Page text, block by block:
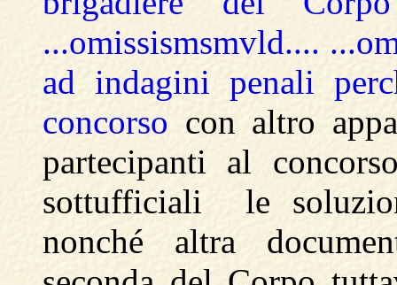
...omissismsmvld....
ad indagini penali
concorso con altro
partecipanti al
sottufficiali le
nonché altra